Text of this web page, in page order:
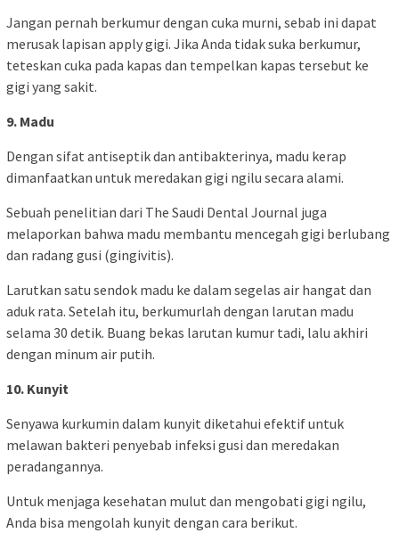
Jangan pernah berkumur dengan cuka murni, sebab ini dapat
merusak lapisan apply gigi. Jika Anda tidak suka berkumur,
teteskan cuka pada kapas dan tempelkan kapas tersebut ke
gigi yang sakit.
9. Madu
Dengan sifat antiseptik dan antibakterinya, madu kerap
dimanfaatkan untuk meredakan gigi ngilu secara alami.
Sebuah penelitian dari The Saudi Dental Journal juga
melaporkan bahwa madu membantu mencegah gigi berlubang
dan radang gusi (gingivitis).
Larutkan satu sendok madu ke dalam segelas air hangat dan
aduk rata. Setelah itu, berkumurlah dengan larutan madu
selama 30 detik. Buang bekas larutan kumur tadi, lalu akhiri
dengan minum air putih.
10. Kunyit
Senyawa kurkumin dalam kunyit diketahui efektif untuk
melawan bakteri penyebab infeksi gusi dan meredakan
peradangannya.
Untuk menjaga kesehatan mulut dan mengobati gigi ngilu,
Anda bisa mengolah kunyit dengan cara berikut.